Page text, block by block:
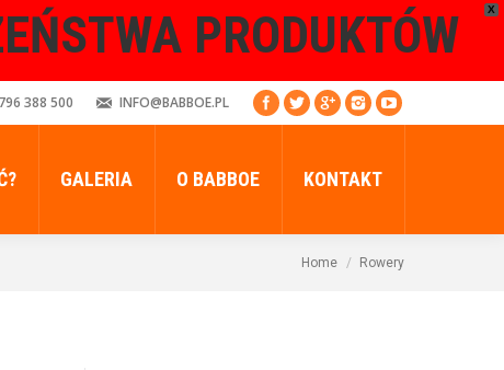
X
PRODUKTÓW
388 500 INFO@BABBOE.PL
GALERIA O BABBOE KONTAKT
Home Rowery